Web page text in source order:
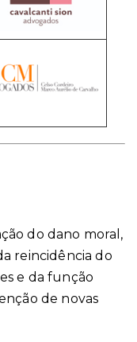
do dano moral,
reincidência do
e da função
de novas